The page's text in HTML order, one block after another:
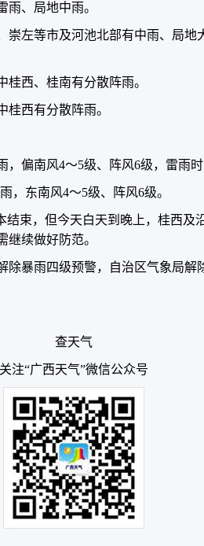
雨、局地中雨。
崇左等市及河池北部有中雨、局地
桂西、桂南有分散阵雨。
桂西有分散阵雨。
偏南风4～5级、阵风6级，雷雨时
，东南风4～5级、阵风6级。
结束，但今天白天到晚上，桂西及
继续做好防范。
除暴雨四级预警，自治区气象局解
查天气
关注“广西天气”微信公众号